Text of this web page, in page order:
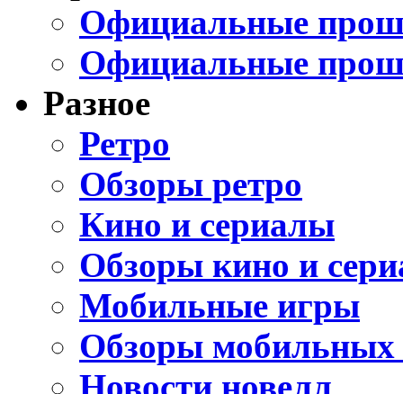
Официальные
Официальные
Разное
Ретро
Обзоры ретро
Кино и сериалы
Обзоры кино и
Мобильные игры
Обзоры мобильных